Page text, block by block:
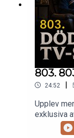
803.
24:52 |
Upplev
exklusiva
som
och njut av: Obegränsad tillgång till alla våra